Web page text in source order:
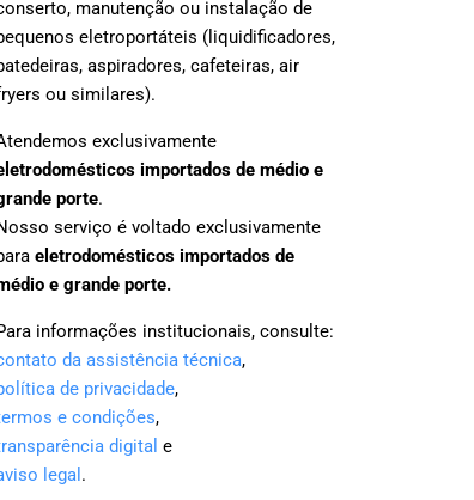
manutenção ou instalação de
eletroportáteis (liquidificadores,
aspiradores, cafeteiras, air
ou similares).
exclusivamente
importados de médio e
porte.
serviço é voltado exclusivamente
eletrodomésticos importados de
e grande porte.
informações institucionais, consulte:
da assistência técnica,
de privacidade,
e condições,
digital e
legal .